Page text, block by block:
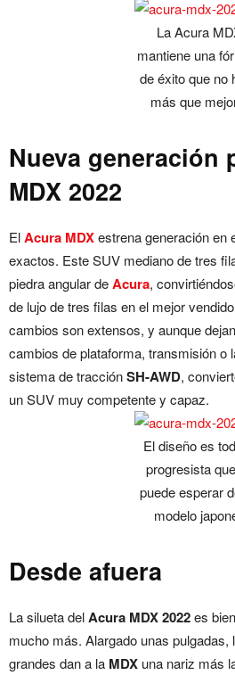
La Acura
mantiene una
de éxito que no
más que
Nueva generación
MDX 2022
ElAcura MDXestrena generación en
exactos. Este SUV mediano de tres
piedra angular deAcura,
de lujo de tres filas en el mejor
cambios son extensos, y aunque
cambios de plataforma, transmisión o
sistema de tracciónSH-AWD,
un SUV muy competente y capaz.
El diseño es
progresista
puede esperar
modelo
Desde afuera
La silueta delAcura MDX 2022es
mucho más. Alargado unas
grandes dan a la MDX una nariz más